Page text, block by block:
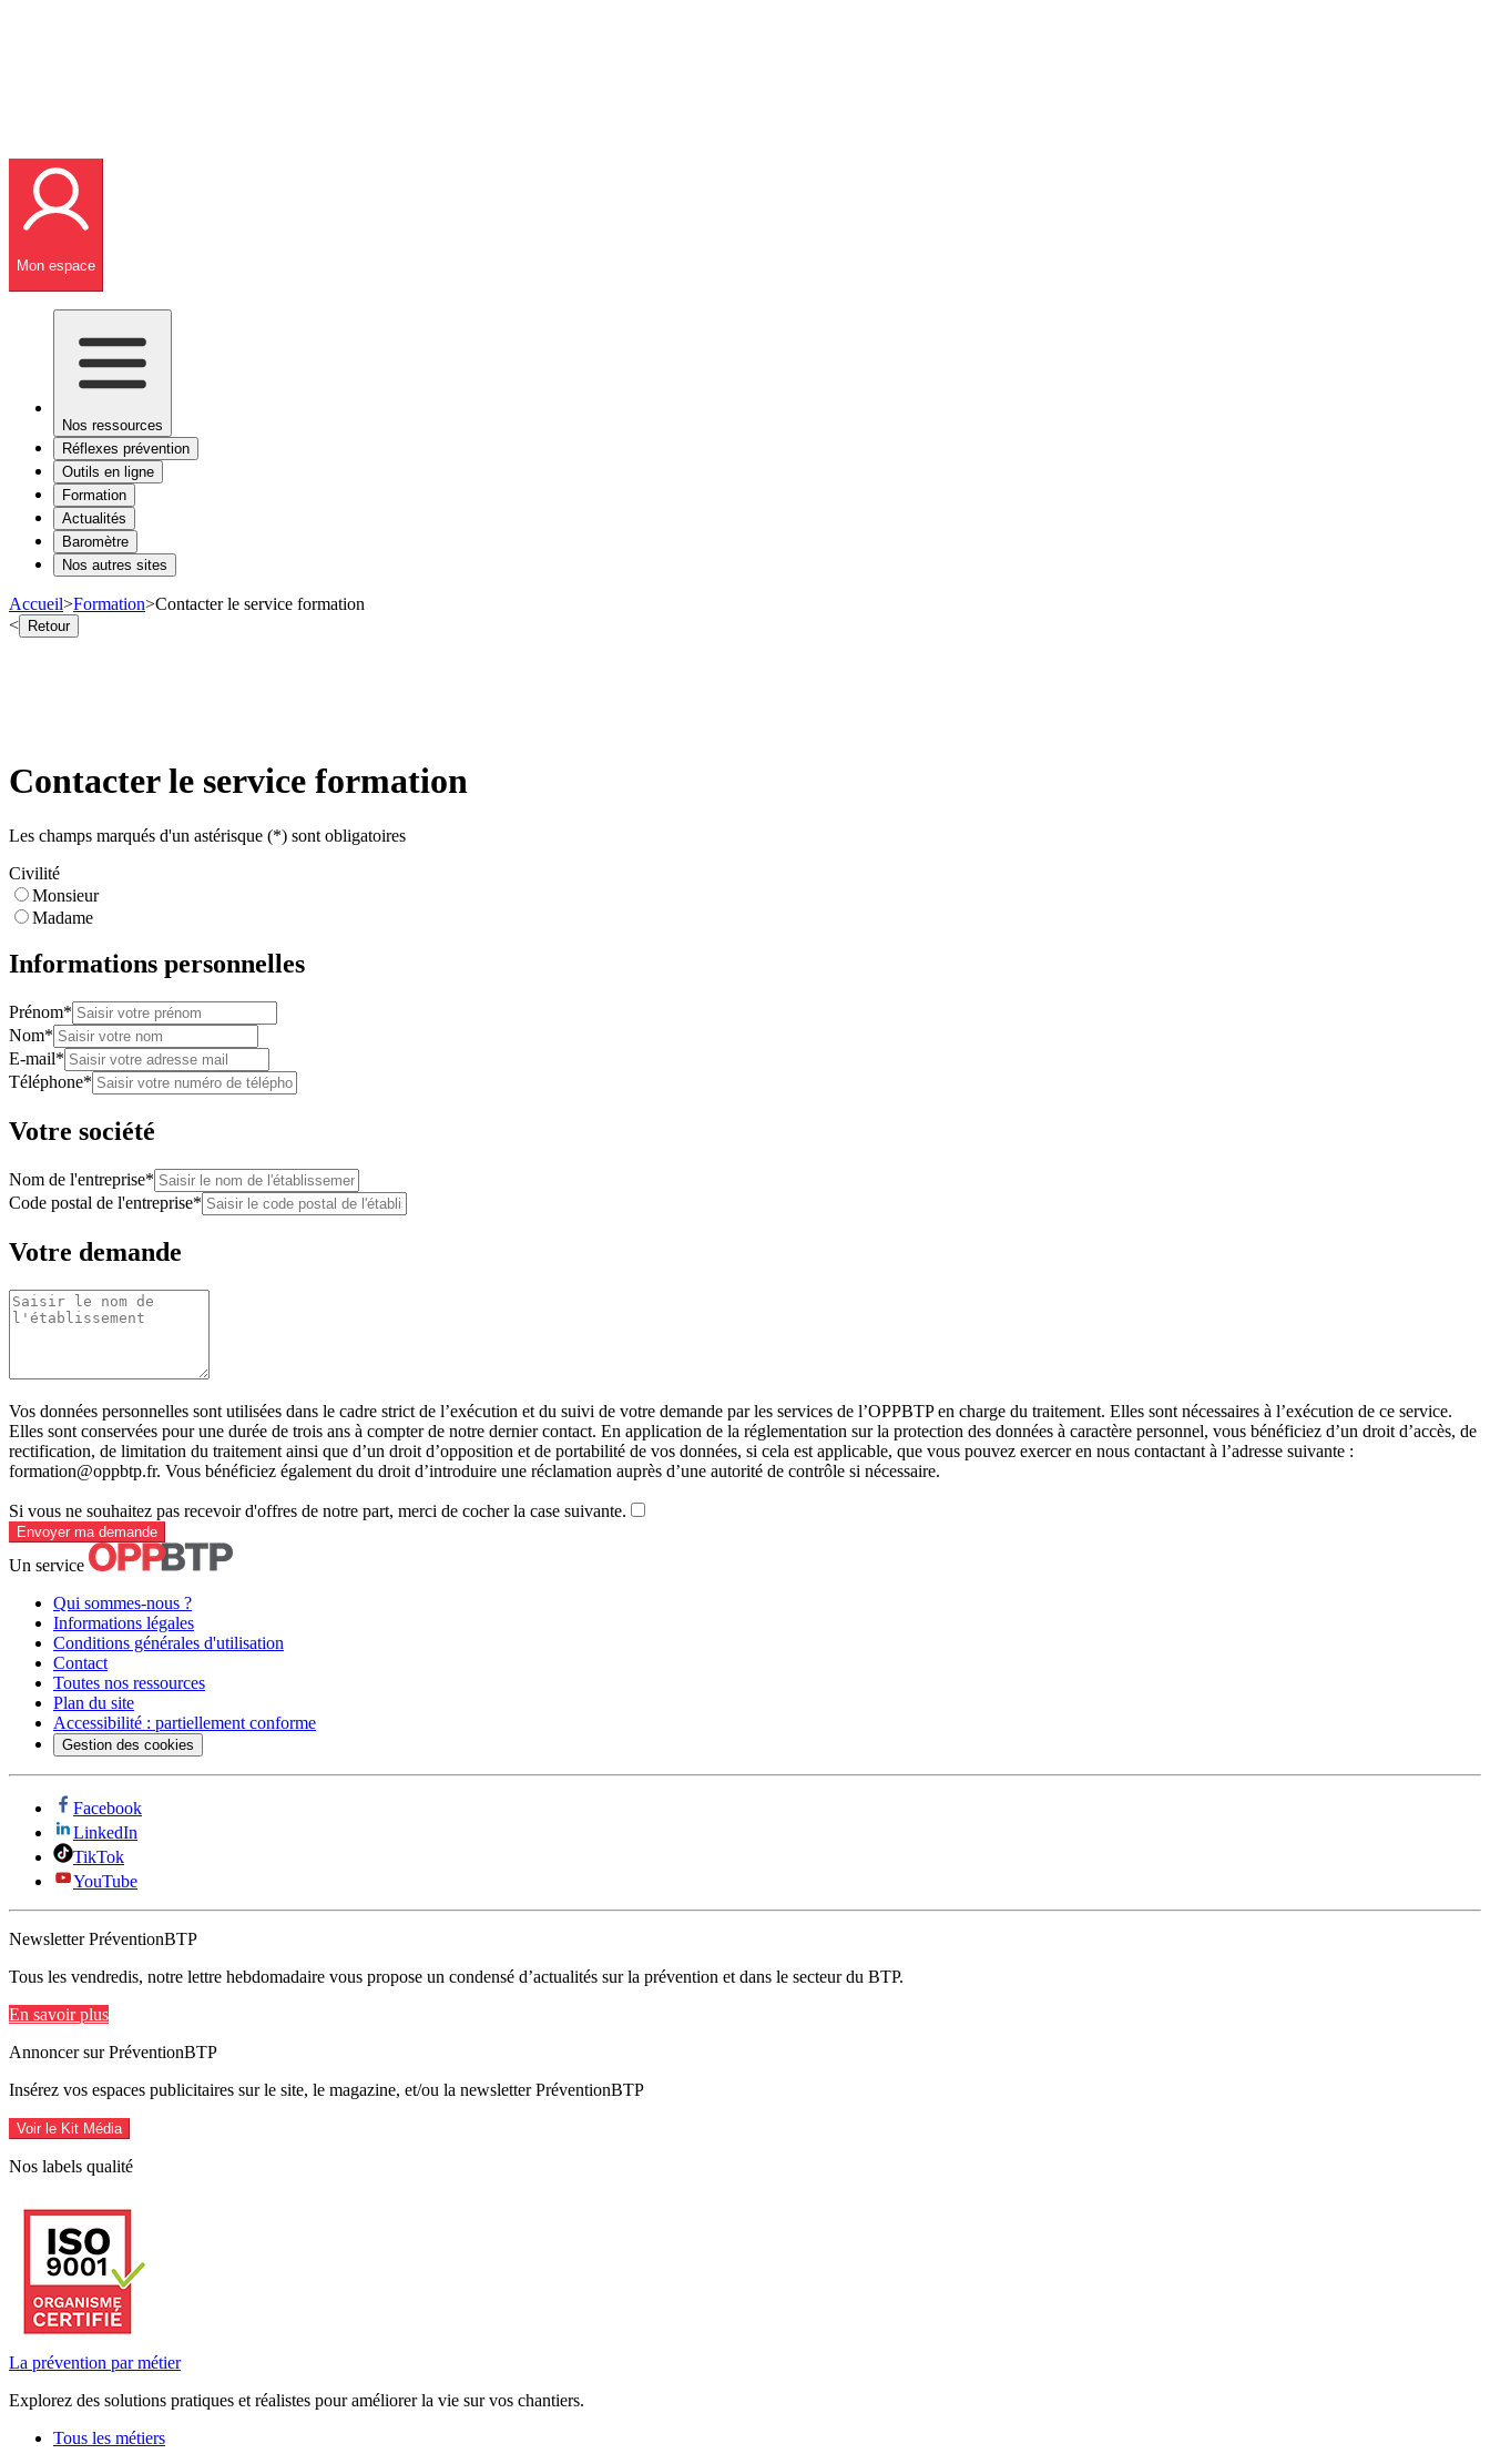
Mon espace
Nos ressources
Réflexes prévention
Outils en ligne
Formation
Actualités
Baromètre
Nos autres sites
Accueil>Formation>Contacter le service formation
< Retour
Contacter le service formation
Les champs marqués d'un astérisque (*) sont obligatoires
Civilité
Monsieur
Madame
Informations personnelles
Prénom*
Nom*
E-mail*
Téléphone*
Votre société
Nom de l'entreprise*
Code postal de l'entreprise*
Votre demande
Vos données personnelles sont utilisées dans le cadre strict de l’exécution et du suivi de votre demande par les services de l’OPPBTP en charge du traitement. Elles sont nécessaires à l’exécution de ce service.
Elles sont conservées pour une durée de trois ans à compter de notre dernier contact. En application de la réglementation sur la protection des données à caractère personnel, vous bénéficiez d’un droit d’accès, de
rectification, de limitation du traitement ainsi que d’un droit d’opposition et de portabilité de vos données, si cela est applicable, que vous pouvez exercer en nous contactant à l’adresse suivante :
formation@oppbtp.fr. Vous bénéficiez également du droit d’introduire une réclamation auprès d’une autorité de contrôle si nécessaire.
Si vous ne souhaitez pas recevoir d'offres de notre part, merci de cocher la case suivante.
Envoyer ma demande
Un service
Qui sommes-nous ?
Informations légales
Conditions générales d'utilisation
Contact
Toutes nos ressources
Plan du site
Accessibilité : partiellement conforme
Gestion des cookies
Facebook
LinkedIn
TikTok
YouTube
Newsletter PréventionBTP
Tous les vendredis, notre lettre hebdomadaire vous propose un condensé d’actualités sur la prévention et dans le secteur du BTP.
En savoir plus
Annoncer sur PréventionBTP
Insérez vos espaces publicitaires sur le site, le magazine, et/ou la newsletter PréventionBTP
Voir le Kit Média
Nos labels qualité
La prévention par métier
Explorez des solutions pratiques et réalistes pour améliorer la vie sur vos chantiers.
Tous les métiers